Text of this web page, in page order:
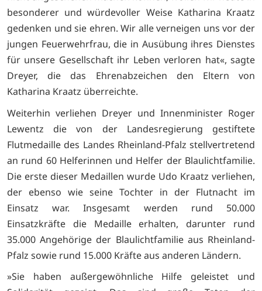
besonderer und würdevoller Weise Katharina Kraatz
gedenken und sie ehren. Wir alle verneigen uns vor der
jungen Feuerwehrfrau, die in Ausübung ihres Dienstes
für unsere Gesellschaft ihr Leben verloren hat«, sagte
Dreyer, die das Ehrenabzeichen den Eltern von
Katharina Kraatz überreichte.
Weiterhin verliehen Dreyer und Innenminister Roger
Lewentz die von der Landesregierung gestiftete
Flutmedaille des Landes Rheinland-Pfalz stellvertretend
an rund 60 Helferinnen und Helfer der Blaulichtfamilie.
Die erste dieser Medaillen wurde Udo Kraatz verliehen,
der ebenso wie seine Tochter in der Flutnacht im
Einsatz war. Insgesamt werden rund 50.000
Einsatzkräfte die Medaille erhalten, darunter rund
35.000 Angehörige der Blaulichtfamilie aus Rheinland-
Pfalz sowie rund 15.000 Kräfte aus anderen Ländern.
»Sie haben außergewöhnliche Hilfe geleistet und